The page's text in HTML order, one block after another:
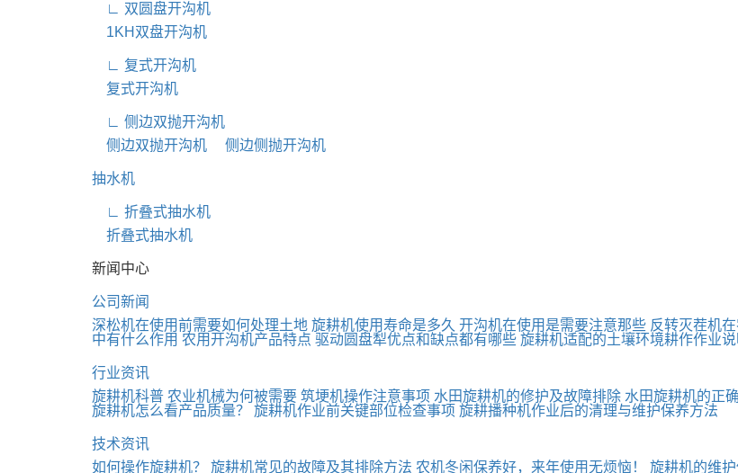
∟ 双圆盘开沟机
1KH双盘开沟机
∟ 复式开沟机
复式开沟机
∟ 侧边双抛开沟机
侧边双抛开沟机
侧边侧抛开沟机
抽水机
∟ 折叠式抽水机
折叠式抽水机
新闻中心
公司新闻
深松机在使用前需要如何处理土地 旋耕机使用寿命是多久 开沟机在使用是需要注意那些 反转灭茬机
中有什么作用 农用开沟机产品特点 驱动圆盘犁优点和缺点都有哪些 旋耕机适配的土壤环境耕作作业说
行业资讯
旋耕机科普 农业机械为何被需要 筑埂机操作注意事项 水田旋耕机的修护及故障排除 水田旋耕机的正
旋耕机怎么看产品质量？
旋耕机作业前关键部位检查事项 旋耕播种机作业后的清理与维护保养方法
技术资讯
如何操作旋耕机？
旋耕机常见的故障及其排除方法 农机冬闲保养好，来年使用无烦恼！ 旋耕机的维